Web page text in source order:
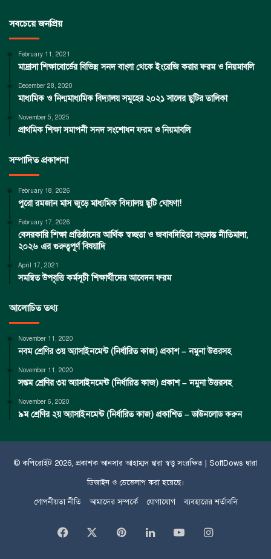
সবচেয়ে জনপ্রিয়
February 11, 2021
মাদ্রাসা শিক্ষাবোর্ডের বিভিন্ন সনদ বাংলা থেকে ইংরেজি করার ফরম ও নিয়মাবলি
December 28, 2020
মাধ্যমিক ও নিন্মমাধ্যমিক বিদ্যালয় সমূহের ২০২১ সালের ছুটির তালিকা
November 5, 2025
প্রাথমিক শিক্ষা সমাপনী সনদ সংশোধন ফরম ও নিয়মাবলি
সম্পাদিত প্রকাশনা
February 18, 2026
পুরো রমজান মাস জুড়ে মাধ্যমিক বিদ্যালয় ছুটি ঘোষণা!
February 17, 2026
বেসরকারি শিক্ষা প্রতিষ্ঠানের আর্থিক স্বচ্ছতা ও জবাবদিহিতা সংক্রান্ত নীতিমালা,
২০২৬ এর গুরুত্বপূর্ণ বিষয়াদি
April 17, 2021
সমন্বিত উপবৃত্তি কর্মসূচী শিক্ষার্থীদের আবেদন ফরম
আলোচিত তথ্য
November 11, 2020
নবম শ্রেণির ৩য় অ্যাসাইনমেন্ট (নির্ধারিত কাজ) প্রকাশ – নমুনা উত্তরসহ
November 11, 2020
সপ্তম শ্রেণির ৩য় অ্যাসাইনমেন্ট (নির্ধারিত কাজ) প্রকাশ – নমুনা উত্তরসহ
November 6, 2020
৯ম শ্রেণির ২য় অ্যাসাইনমেন্ট (নির্ধারিত কাজ) প্রকাশিত – ডাউনলোড করুন
© কপিরােইট 2026, প্রকাশকআনসার আহাম্মদদ্বারা স্বত্ত্ব সংরক্ষিত | SoftDows দ্বারা
ডিজাইন ও ডেভেলাপ করা হয়েছে।
গোপনীয়তা নীতি
আমাদের সম্পর্কে যোগাযোগ ব্যবহারের শর্তাবলি
Facebook PinterestLinkedInYouTubeInstagram